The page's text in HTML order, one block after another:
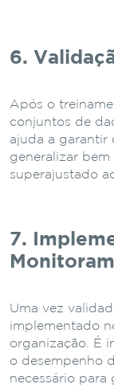
6.
Após o
conjuntos de
ajuda a garantir
generalizar
superajustado
7.
Uma vez
implementado
organização. É
o desempenho
necessário